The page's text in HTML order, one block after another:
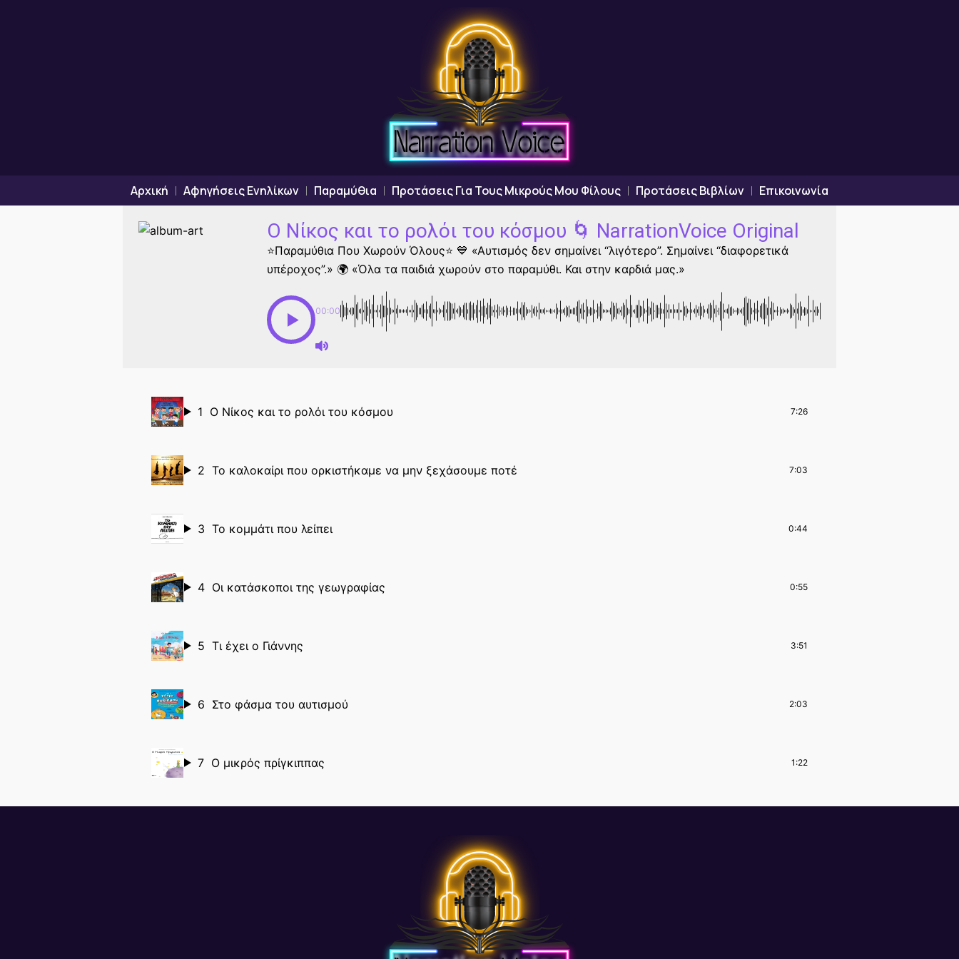
Αρχική Αφηγήσεις Ενηλίκων Παραμύθια Προτάσεις Για Τους Μικρούς Μου Φίλους Προτάσεις Βιβλίων Επικοινωνία
Ο Νίκος και το ρολόι του κόσμου 🌀 NarrationVoice Original
⭐Παραμύθια Που Χωρούν Όλους⭐ 💙 «Αυτισμός δεν σημαίνει “λιγότερο”. Σημαίνει “διαφορετικά
υπέροχος”.» 🌍 «Όλα τα παιδιά χωρούν στο παραμύθι. Και στην καρδιά μας.»
00:00
1 Ο Νίκος και το ρολόι του κόσμου 7:26
2 Το καλοκαίρι που ορκιστήκαμε να μην ξεχάσουμε ποτέ 7:03
3 Το κομμάτι που λείπει 0:44
4 Οι κατάσκοποι της γεωγραφίας 0:55
5 Τι έχει ο Γιάννης 3:51
6 Στο φάσμα του αυτισμού 2:03
7 Ο μικρός πρίγκιππας 1:22